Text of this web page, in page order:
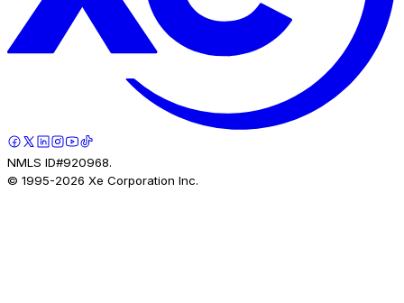
NMLS ID#920968.
© 1995-2026 Xe Corporation Inc.